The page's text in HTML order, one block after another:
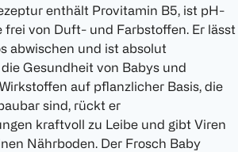
enthält Provitamin B5, ist pH-
frei von Duft- und Farbstoffen. Er lässt
abwischen und ist absolut
Gesundheit von Babys und
auf pflanzlicher Basis, die
sind, rückt er
kraftvoll zu Leibe und gibt Viren
Nährboden. Der Frosch Baby